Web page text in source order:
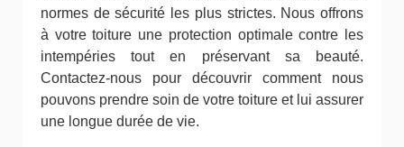
normes de sécurité les plus strictes. Nous offrons
à votre toiture une protection optimale contre les
intempéries tout en préservant sa beauté.
Contactez-nous pour découvrir comment nous
pouvons prendre soin de votre toiture et lui assurer
une longue durée de vie.